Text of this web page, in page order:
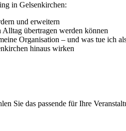
in Gelsenkirchen:
und erweitern
übertragen werden können
Organisation – und was tue ich
hinaus wirken
Sie das passende für Ihre